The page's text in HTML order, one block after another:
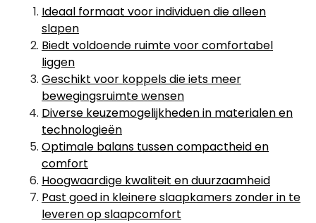
Ideaal formaat voor individuen die alleen
slapen
Biedt voldoende ruimte voor comfortabel
liggen
Geschikt voor koppels die iets meer
bewegingsruimte wensen
Diverse keuzemogelijkheden in materialen en
technologieën
Optimale balans tussen compactheid en
comfort
Hoogwaardige kwaliteit en duurzaamheid
Past goed in kleinere slaapkamers zonder in te
leveren op slaapcomfort